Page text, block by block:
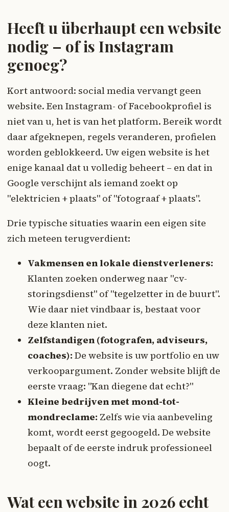
Heeft u überhaupt een website
nodig – of is Instagram
genoeg?
Kort antwoord: social media vervangt geen
website. Een Instagram- of Facebookprofiel is
niet van u, het is van het platform. Bereik wordt
daar afgeknepen, regels veranderen, profielen
worden geblokkeerd. Uw eigen website is het
enige kanaal dat u volledig beheert – en dat in
Google verschijnt als iemand zoekt op
"elektricien + plaats" of "fotograaf + plaats".
Drie typische situaties waarin een eigen site
zich meteen terugverdient:
Vakmensen en lokale dienstverleners:
Klanten zoeken onderweg naar "cv-
storingsdienst" of "tegelzetter in de buurt".
Wie daar niet vindbaar is, bestaat voor
deze klanten niet.
Zelfstandigen (fotografen, adviseurs,
coaches): De website is uw portfolio en uw
verkoopargument. Zonder website blijft de
eerste vraag: "Kan diegene dat echt?"
Kleine bedrijven met mond-tot-
mondreclame: Zelfs wie via aanbeveling
komt, wordt eerst gegoogeld. De website
bepaalt of de eerste indruk professioneel
oogt.
Wat een website in 2026 echt